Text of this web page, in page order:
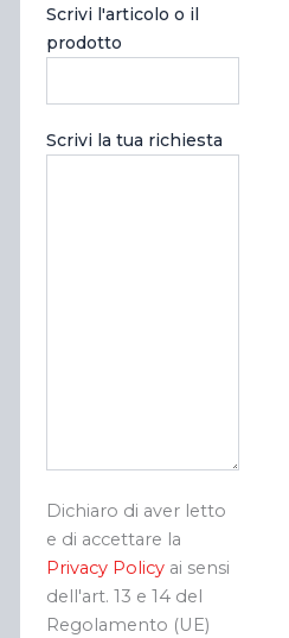
Scrivi l'articolo o il
prodotto
Scrivi la tua richiesta
Dichiaro di aver letto
e di accettare la
Privacy Policyai sensi
dell'art. 13 e 14 del
Regolamento (UE)